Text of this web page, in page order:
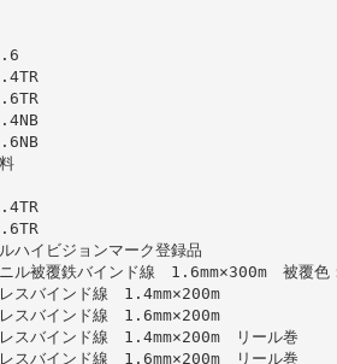
ハイビジョンマーク登録品
ル被覆鉄バインド線 1.6mm×300m 被覆色
スバインド線 1.4mm×200m
スバインド線 1.6mm×200m
レスバインド線 1.4mm×200m リール巻
レスバインド線 1.6mm×200m リール巻